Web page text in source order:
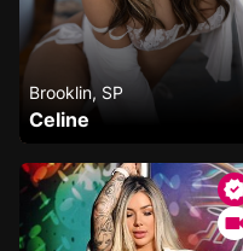
Brooklin, SP
Celine